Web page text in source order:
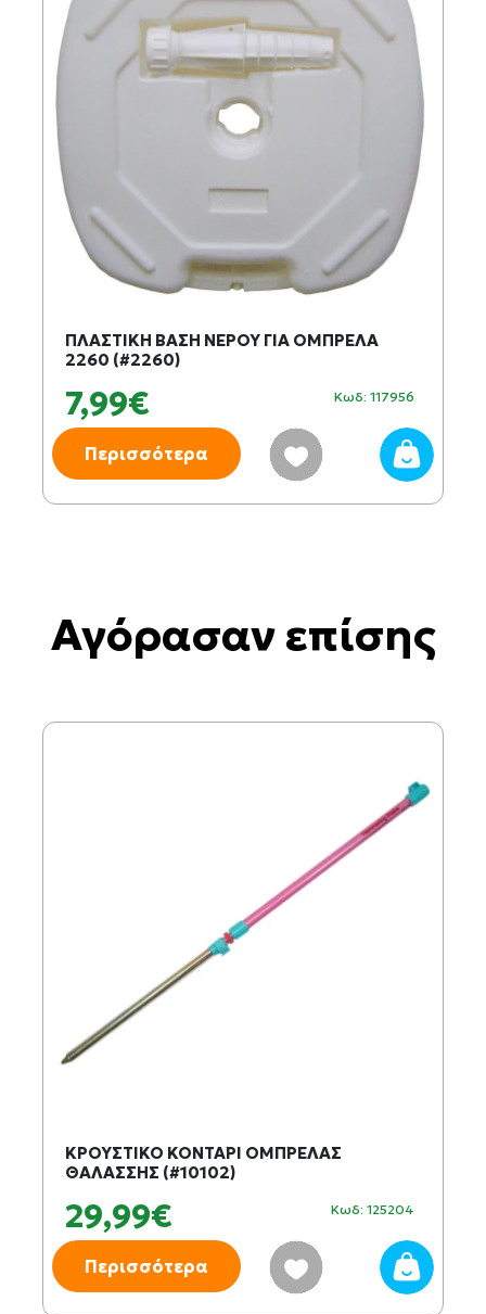
ΠΛΑΣΤΙΚΗ ΒΑΣΗ ΝΕΡΟΥ ΓΙΑ ΟΜΠΡΕΛΑ
2260 (#2260)
7,99€ Κωδ: 117956
Περισσότερα
Αγόρασαν επίσης
ΚΡΟΥΣΤΙΚΟ ΚΟΝΤΑΡΙ ΟΜΠΡΕΛΑΣ
ΘΑΛΑΣΣΗΣ (#10102)
29,99€ Κωδ: 125204
Περισσότερα